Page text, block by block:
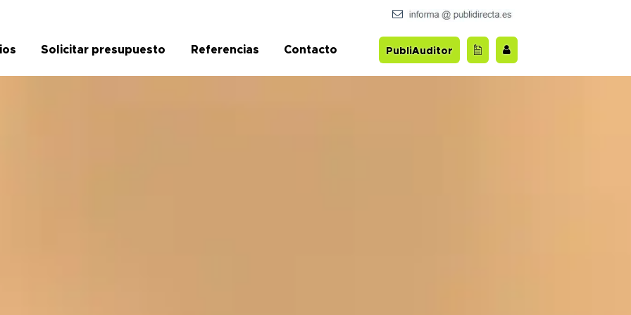
Solicitar presupuesto Referencias Contacto PubliAuditor